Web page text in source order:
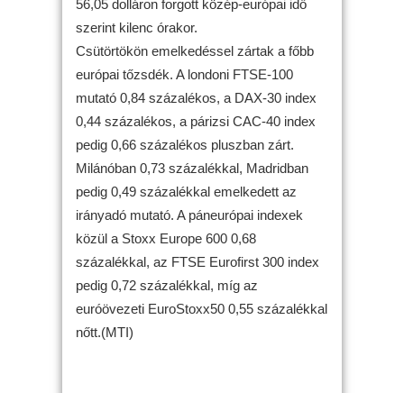
56,05 dolláron forgott közép-európai idő
szerint kilenc órakor.
Csütörtökön emelkedéssel zártak a főbb
európai tőzsdék. A londoni FTSE-100
mutató 0,84 százalékos, a DAX-30 index
0,44 százalékos, a párizsi CAC-40 index
pedig 0,66 százalékos pluszban zárt.
Milánóban 0,73 százalékkal, Madridban
pedig 0,49 százalékkal emelkedett az
irányadó mutató. A páneurópai indexek
közül a Stoxx Europe 600 0,68
százalékkal, az FTSE Eurofirst 300 index
pedig 0,72 százalékkal, míg az
euróövezeti EuroStoxx50 0,55 százalékkal
nőtt.(MTI)